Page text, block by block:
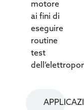
motore
ai fini di
eseguire
routine
test